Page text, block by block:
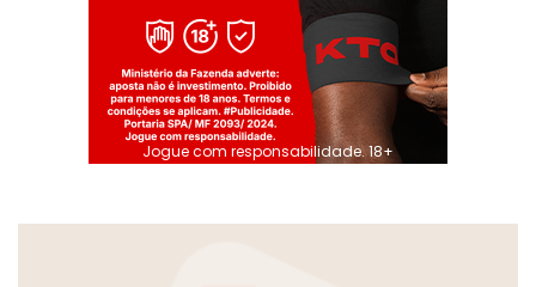
Jogue com responsabilidade. 18+